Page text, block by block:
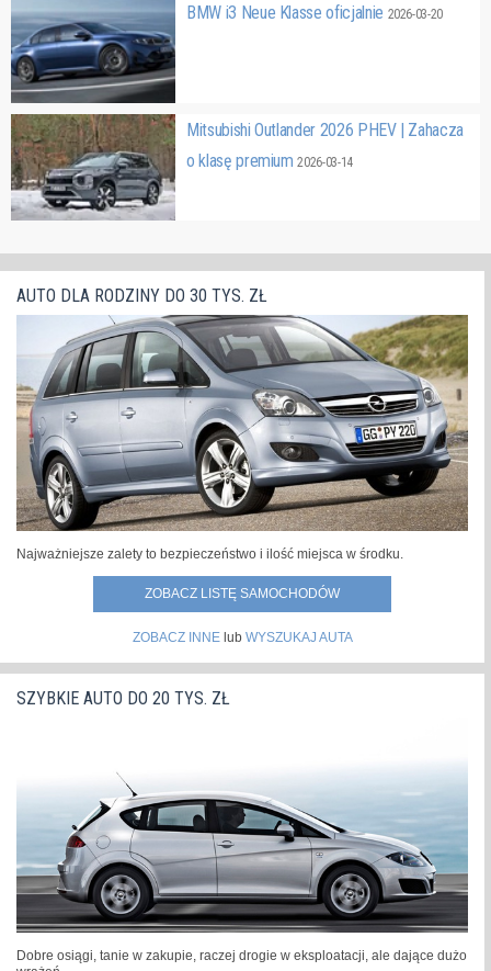
BMW i3 Neue Klasse oficjalnie 2026-03-20
Mitsubishi Outlander 2026 PHEV | Zahacza
o klasę premium2026-03-14
AUTO DLA RODZINY DO 30 TYS. ZŁ
Najważniejsze zalety to bezpieczeństwo i ilość miejsca w środku.
ZOBACZ LISTĘ SAMOCHODÓW
ZOBACZ INNElub WYSZUKAJ AUTA
SZYBKIE AUTO DO 20 TYS. ZŁ
Dobre osiągi, tanie w zakupie, raczej drogie w eksploatacji, ale dające dużo